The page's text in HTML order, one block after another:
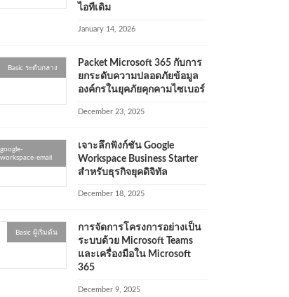
ไอทีเดิม
January 14, 2026
Basic ระดับกลาง
Packet Microsoft 365 กับการ
ยกระดับความปลอดภัยข้อมูล
องค์กรในยุคภัยคุกคามไซเบอร์
December 23, 2025
google-
workspace-email
เจาะลึกฟังก์ชัน Google
Workspace Business Starter
สำหรับธุรกิจยุคดิจิทัล
December 18, 2025
Basic ผู้เริ่มต้น
การจัดการโครงการอย่างเป็น
ระบบด้วย Microsoft Teams
และเครื่องมือใน Microsoft
365
December 9, 2025